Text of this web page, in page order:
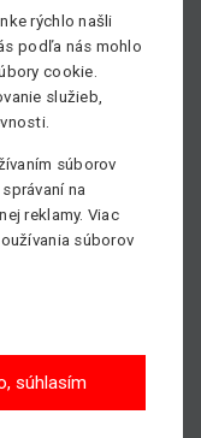
a vykládke, ale
vždy ide o
Napriek tomu je
včas a
prácu našich
nasadenie.
ani iný stroj
aby sme mohli
rýchlo našli
podľa nás mohlo
cookie.
služieb,
súborov
na
reklamy. Viac
súborov
súhlasím